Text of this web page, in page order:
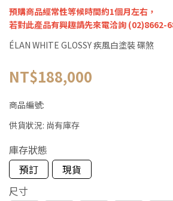
預購商品經常性等候時間約1個月左右，
若對此產品有興趣請先來電洽詢 (02)8662-
ÉLAN WHITE GLOSSY 疾風白塗裝 碟煞
NT$188,000
商品編號:
供貨狀況: 尚有庫存
庫存狀態
預訂
現貨
尺寸